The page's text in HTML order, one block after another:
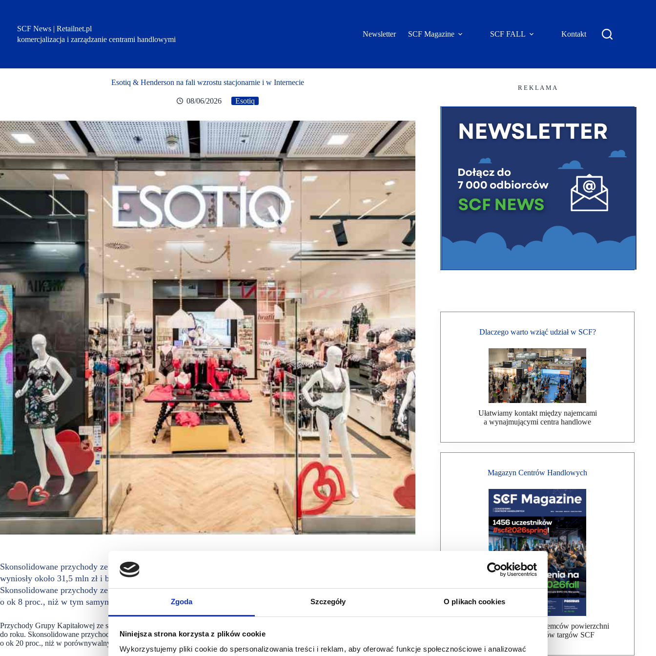
Zgoda Szczegóły O plikach cookies
Niniejsza strona korzysta z plików cookie
Wykorzystujemy pliki cookie do spersonalizowania treści i reklam, aby oferować funkcje społecznościowe i analizować
SCF News | Retailnet.pl
komercjalizacja i zarządzanie centrami handlowymi
Newsletter SCF Magazine SCF FALL Kontakt
Esotiq & Henderson na fali wzrostu stacjonarnie i w Internecie
08/06/2026 Esotiq
Skonsolidowane przychody ze sprzedaży osiągnięte w maju 2026 r. przez Grupę Kapitałową Esotiq & Henderson
wyniosły około 31,5 mln zł i były wyższe o ok 20 proc. od przychodów uzyskanych w maju 2025 r.
Skonsolidowane przychody ze sprzedaży w okresie 5 miesięcy 2026 r. wyniosły około 123,8 mln zł i były wyższe
o ok 8 proc., niż w tym samym okresie roku ubiegłego.
Przychody Grupy Kapitałowej ze sprzedaży internetowej w maju 2026 r. wyniosły ok. 7,5 mln zł i były wyższe o 28 proc. rok
do roku. Skonsolidowane przychody ze sprzedaży internetowej w okresie 5 miesięcy 2026 r. wyniosły ok 40,5 mln zł i były wyższe
o ok 20 proc., niż w porównywalnym okresie 2025 r.
R E K L A M A
Dlaczego warto wziąć udział w SCF?
Ułatwiamy kontakt między najemcami
a wynajmującymi centra handlowe
Magazyn Centrów Handlowych
Bezpłatna wysyłka dla najemców powierzchni
handlowej, uczestników targów SCF